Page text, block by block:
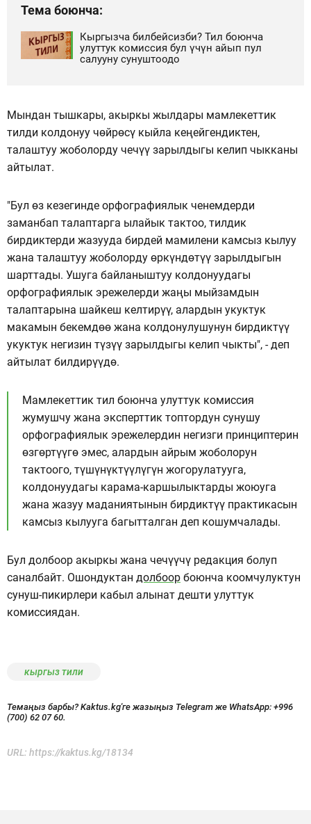
Тема боюнча:
Кыргызча билбейсизби? Тил боюнча
улуттук комиссия бул үчүн айып пул
салууну сунуштоодо
Мындан тышкары, акыркы жылдары мамлекеттик
тилди колдонуу чөйрөсү кыйла кеңейгендиктен,
талаштуу жоболорду чечүү зарылдыгы келип чыкканы
айтылат.
"Бул өз кезегинде орфографиялык ченемдерди
заманбап талаптарга ылайык тактоо, тилдик
бирдиктерди жазууда бирдей мамилени камсыз кылуу
жана талаштуу жоболорду өркүндөтүү зарылдыгын
шарттады. Ушуга байланыштуу колдонуудагы
орфографиялык эрежелерди жаңы мыйзамдын
талаптарына шайкеш келтирүү, алардын укуктук
макамын бекемдөө жана колдонулушунун бирдиктүү
укуктук негизин түзүү зарылдыгы келип чыкты", - деп
айтылат билдирүүдө.
Мамлекеттик тил боюнча улуттук комиссия
жумушчу жана эксперттик топтордун сунушу
орфографиялык эрежелердин негизги принциптерин
өзгөртүүгө эмес, алардын айрым жоболорун
тактоого, түшүнүктүүлүгүн жогорулатууга,
колдонуудагы карама-каршылыктарды жоюуга
жана жазуу маданиятынын бирдиктүү практикасын
камсыз кылууга багытталган деп кошумчалады.
Бул долбоор акыркы жана чечүүчү редакция болуп
саналбайт. Ошондуктан долбоор боюнча коомчулуктун
сунуш-пикирлери кабыл алынат дешти улуттук
комиссиядан.
кыргыз тили
Темаңыз барбы? Kaktus.kg'ге жазыңыз Telegram же WhatsApp: +996
(700) 62 07 60.
URL: https://kaktus.kg/18134